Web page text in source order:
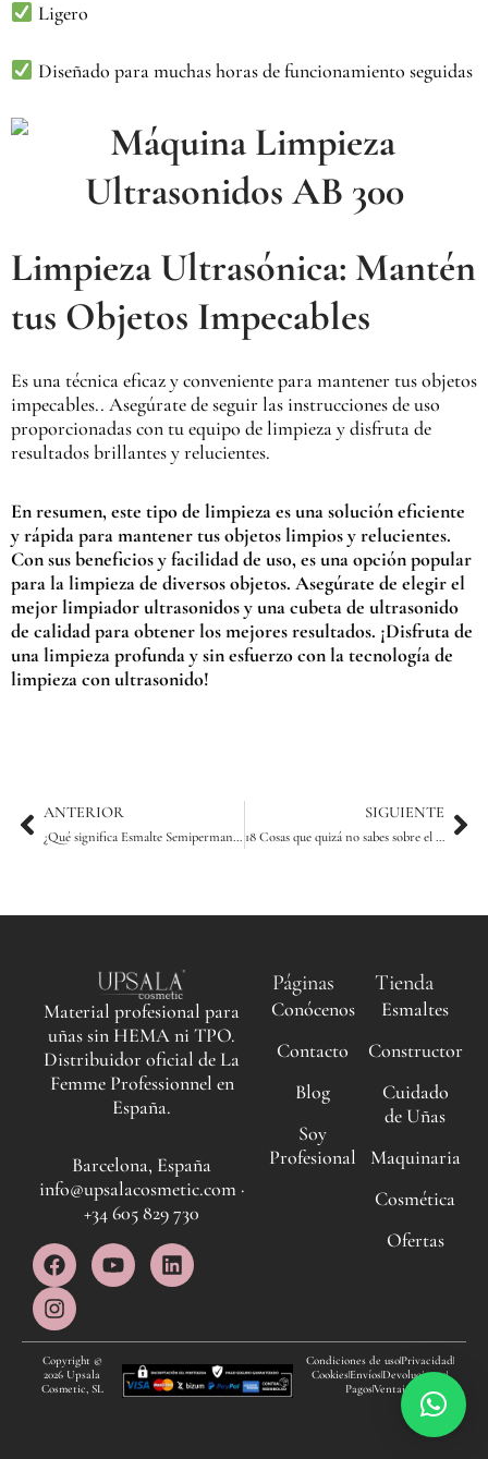
Ligero
Diseñado para muchas horas de funcionamiento seguidas
Limpieza Ultrasónica: Mantén
tus Objetos Impecables
Es una técnica eficaz y conveniente para mantener tus objetos
impecables.. Asegúrate de seguir las instrucciones de uso
proporcionadas con tu equipo de limpieza y disfruta de
resultados brillantes y relucientes.
En resumen, este tipo de limpieza es una solución eficiente
y rápida para mantener tus objetos limpios y relucientes.
Con sus beneficios y facilidad de uso, es una opción popular
para la limpieza de diversos objetos. Asegúrate de elegir el
mejor limpiador ultrasonidos y una cubeta de ultrasonido
de calidad para obtener los mejores resultados. ¡Disfruta de
una limpieza profunda y sin esfuerzo con la tecnología de
limpieza con ultrasonido!
AntANTERIOR
¿Qué significa Esmalte Semipermanente HEMA Free?
SIGUIENTE
18 Cosas que quizá no sabes sobre el Esmalte Permanente (2025)
Material profesional para
uñas sin HEMA ni TPO.
Distribuidor oficial de La
Femme Professionnel en
España.
Barcelona, España
info@upsalacosmetic.com ·
+34 605 829 730
F
a
c
e
b
o
o
Y
o
u
b
L
i
e
d
i
n
I
n
s
t
a
g
r
Páginas
Conócenos
Contacto
Blog
Soy
Profesional
Tienda
Esmaltes
Constructor
Cuidado
de Uñas
Maquinaria
Cosmética
Ofertas
Copyright ©
2026 Upsala
Cosmetic, SL
Condiciones de usoPrivacidad
CookiesEnvíosDevoluciones
PagosVentajas